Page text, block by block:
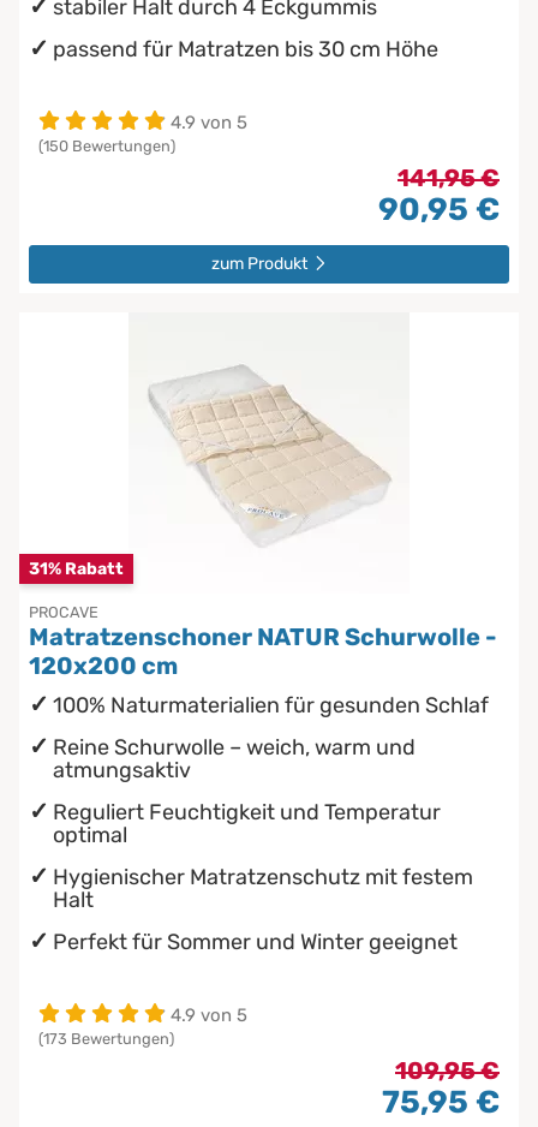
stabiler Halt durch 4 Eckgummis
passend für Matratzen bis 30 cm Höhe
4.9 von 5
(150 Bewertungen)
141,95 €
90,95 €
zum Produkt
31% Rabatt
PROCAVE
Matratzenschoner NATUR Schurwolle -
120x200 cm
100% Naturmaterialien für gesunden Schlaf
Reine Schurwolle – weich, warm und
atmungsaktiv
Reguliert Feuchtigkeit und Temperatur
optimal
Hygienischer Matratzenschutz mit festem
Halt
Perfekt für Sommer und Winter geeignet
4.9 von 5
(173 Bewertungen)
109,95 €
75,95 €